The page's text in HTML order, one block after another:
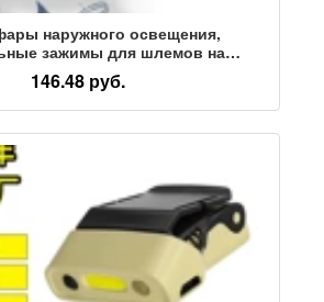
наружного освещения,
зажимы для шлемов на
площадках, аккумуляторные
емкости с индукционным
146.48 руб.